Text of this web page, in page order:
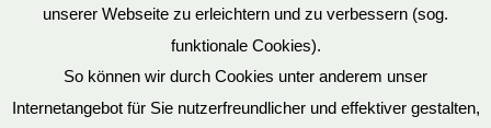
Datenschutz
unserer Webseite zu erleichtern und zu verbessern (sog.
funktionale Cookies).
So können wir durch Cookies unter anderem unser
Internetangebot für Sie nutzerfreundlicher und effektiver gestalten,